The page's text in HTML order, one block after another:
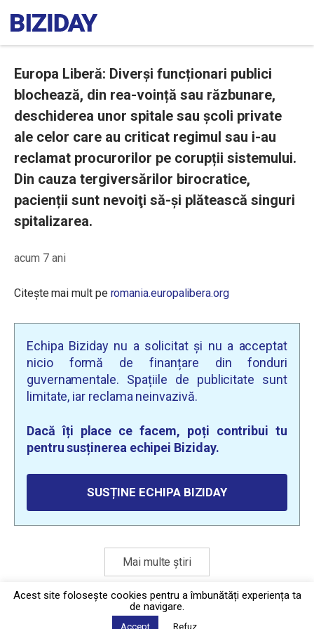
Europa Liberă: Diverși funcționari publici
blochează, din rea-voință sau răzbunare,
deschiderea unor spitale sau școli private
ale celor care au criticat regimul sau i-au
reclamat procurorilor pe corupții sistemului.
Din cauza tergiversărilor birocratice,
pacienții sunt nevoiţi să-şi plătească singuri
spitalizarea.
acum 7 ani
Citește mai mult pe romania.europalibera.org
Echipa Biziday nu a solicitat și nu a acceptat
nicio formă de finanțare din fonduri
guvernamentale. Spațiile de publicitate sunt
limitate, iar reclama neinvazivă.
Dacă îți place ce facem, poți contribui tu
pentru susținerea echipei Biziday.
SUSȚINE ECHIPA BIZIDAY
Mai multe știri
Politica de confidențialitate
Acest site foloseşte cookies pentru a îmbunătăți experiența ta
de navigare.
Accept Refuz